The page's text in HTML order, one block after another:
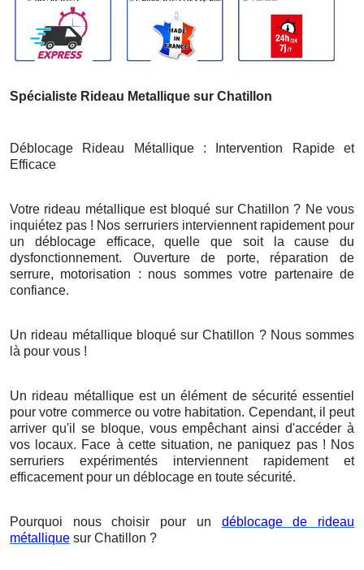
Spécialiste Rideau Metallique sur Chatillon
Déblocage Rideau Métallique : Intervention Rapide et
Efficace
Votre rideau métallique est bloqué sur Chatillon ? Ne vous
inquiétez pas ! Nos serruriers interviennent rapidement pour
un déblocage efficace, quelle que soit la cause du
dysfonctionnement. Ouverture de porte, réparation de
serrure, motorisation : nous sommes votre partenaire de
confiance.
Un rideau métallique bloqué sur Chatillon ? Nous sommes
là pour vous !
Un rideau métallique est un élément de sécurité essentiel
pour votre commerce ou votre habitation. Cependant, il peut
arriver qu'il se bloque, vous empêchant ainsi d'accéder à
vos locaux. Face à cette situation, ne paniquez pas ! Nos
serruriers expérimentés interviennent rapidement et
efficacement pour un déblocage en toute sécurité.
Pourquoi nous choisir pour un déblocage de rideau
métallique sur Chatillon ?